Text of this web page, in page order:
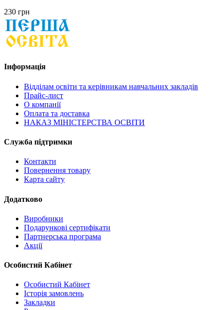
230 грн
Інформація
Відділам освіти та керівникам навчальних закладів
Прайс-лист
О компанії
Оплата та доставка
НАКАЗ МІНІСТЕРСТВА ОСВІТИ
Служба підтримки
Контакти
Повернення товару
Карта сайту
Додатково
Виробники
Подарункові сертифікати
Партнерська програма
Акції
Особистий Кабінет
Особистий Кабінет
Історія замовлень
Закладки